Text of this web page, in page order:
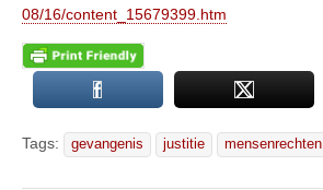
08/16/content_15679399.htm
Tags: gevangenis justitie mensenrechten